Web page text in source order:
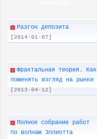
Разгон депозита
[2014-01-07]
Фрактальная теория. Как
поменять взгляд на рынки
[2013-04-12]
Полное собрание работ
по волнам Эллиотта